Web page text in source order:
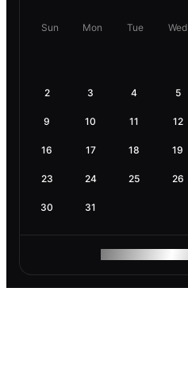
Sun Mon Tue Wed
2 3 4 5
9 10 11 12
16 17 18 19
23 24 25 26
30 31